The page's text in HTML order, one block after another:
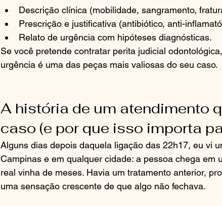
Descrição clínica (mobilidade, sangramento,
Prescrição e justificativa (antibiótico, anti-
Relato de urgência com hipóteses diagnósticas.
Se você pretende contratar perita judicial
urgência é uma das peças mais valiosas do seu caso.
A história de um atendimento
caso (e por que isso importa
Alguns dias depois daquela ligação das 22h17, eu vi
Campinas e em qualquer cidade: a pessoa chega em
real vinha de meses. Havia um tratamento anterior,
uma sensação crescente de que algo não fechava.